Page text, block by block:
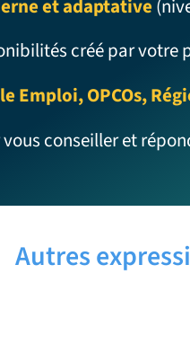
et adaptative
créé par votre
Emploi, OPCOs,
conseiller et
Autres